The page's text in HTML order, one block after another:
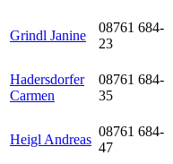
Grindl Janine
08761 684-
23
Hadersdorfer
Carmen
08761 684-
35
Heigl Andreas
08761 684-
47